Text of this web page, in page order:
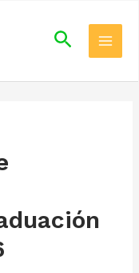
Search